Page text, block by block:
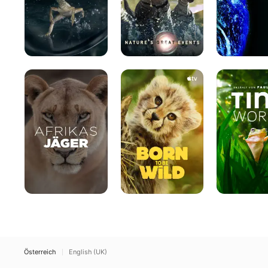
Afrikas
Jäger
Born
Be
Wild
Tiny
World
Österreich English (UK)